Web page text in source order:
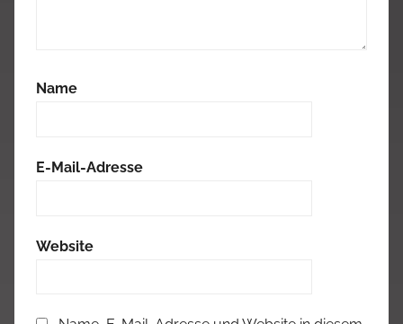
Name
E-Mail-Adresse
Website